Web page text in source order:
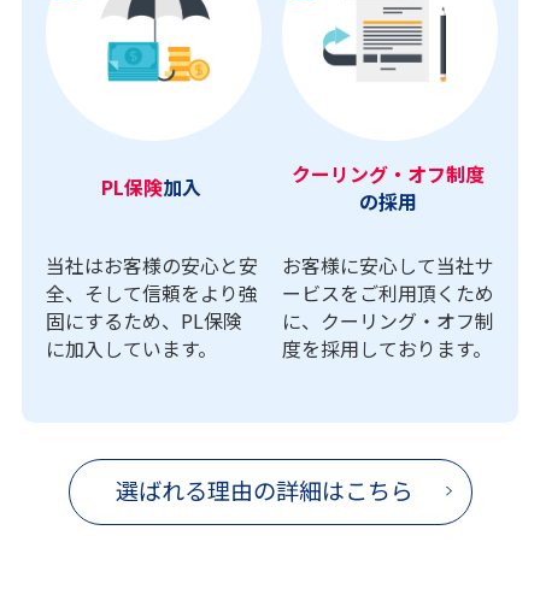
PL保険加入
当社はお客様の安心と安
全、そして信頼をより強
固にするため、PL保険
に加入しています。
クーリング・オフ制度
の採用
お客様に安心して当社サ
ービスをご利用頂くため
に、クーリング・オフ制
度を採用しております。
選ばれる理由の詳細はこちら